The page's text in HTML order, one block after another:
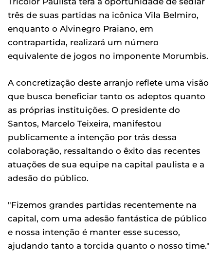
três de suas partidas na icônica Vila Belmiro,
enquanto o Alvinegro Praiano, em
contrapartida, realizará um número
equivalente de jogos no imponente Morumbis.
A concretização deste arranjo reflete uma visão
que busca beneficiar tanto os adeptos quanto
as próprias instituições. O presidente do
Santos, Marcelo Teixeira, manifestou
publicamente a intenção por trás dessa
colaboração, ressaltando o êxito das recentes
atuações de sua equipe na capital paulista e a
adesão do público.
"Fizemos grandes partidas recentemente na
capital, com uma adesão fantástica de público
e nossa intenção é manter esse sucesso,
ajudando tanto a torcida quanto o nosso time."